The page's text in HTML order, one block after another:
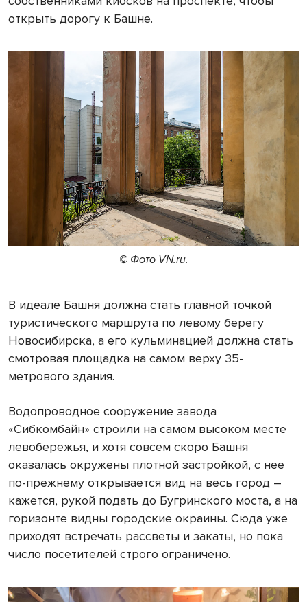
открыть дорогу к Башне.
© Фото VN.ru.
В идеале Башня должна стать главной точкой
туристического маршрута по левому берегу
Новосибирска, а его кульминацией должна стать
смотровая площадка на самом верху 35-
метрового здания.
Водопроводное сооружение завода
«Сибкомбайн» строили на самом высоком месте
левобережья, и хотя совсем скоро Башня
оказалась окружены плотной застройкой, с неё
по-прежнему открывается вид на весь город –
кажется, рукой подать до Бугринского моста, а на
горизонте видны городские окраины. Сюда уже
приходят встречать рассветы и закаты, но пока
число посетителей строго ограничено.